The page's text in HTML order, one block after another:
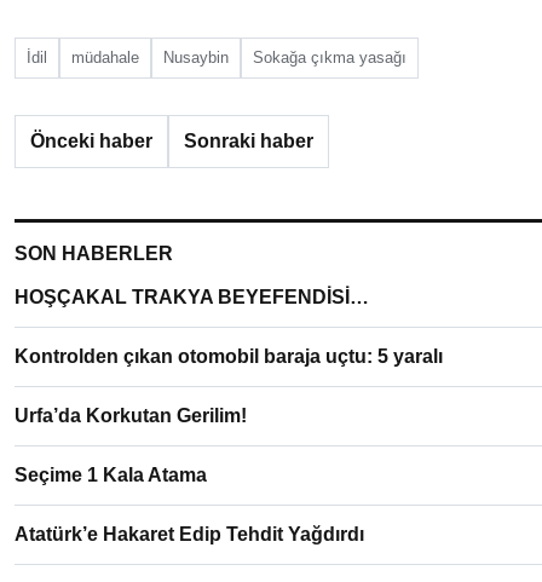
İdil müdahale Nusaybin Sokağa çıkma yasağı
Önceki haber Sonraki haber
SON HABERLER
HOŞÇAKAL TRAKYA BEYEFENDİSİ…
Kontrolden çıkan otomobil baraja uçtu: 5 yaralı
Urfa’da Korkutan Gerilim!
Seçime 1 Kala Atama
Atatürk’e Hakaret Edip Tehdit Yağdırdı